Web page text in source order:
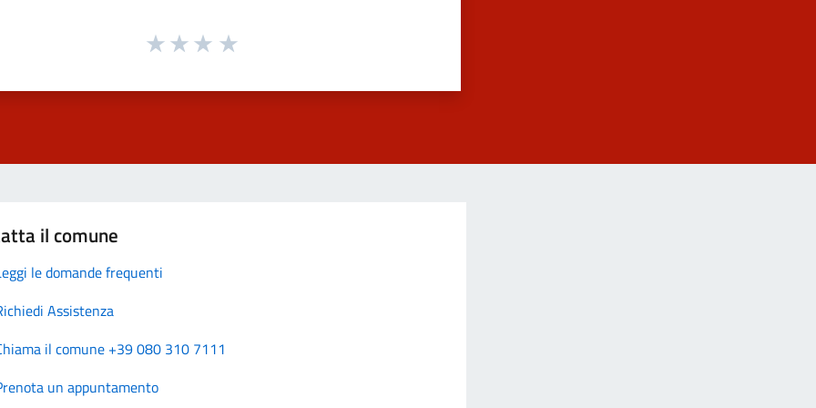
il comune
le domande frequenti
Assistenza
il comune +39 080 310 7111
un appuntamento